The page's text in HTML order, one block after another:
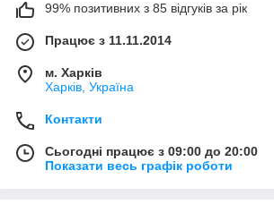
99% позитивних з 85 відгуків за рік
Працює з 11.11.2014
м. Харків
Харків, Україна
Контакти
Сьогодні працює з 09:00 до 20:00
Показати весь графік роботи